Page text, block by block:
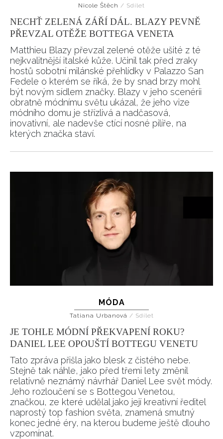
Nicole Štěch / Sdílet
NECHŤ ZELENÁ ZÁŘÍ DÁL. BLAZY PEVNĚ
PŘEVZAL OTĚŽE BOTTEGA VENETA
Matthieu Blazy převzal zelené otěže ušité z té
nejkvalitnější italské kůže. Učinil tak před zraky
hostů sobotní milánské přehlídky v Palazzo San
Fedele o kterém se říká, že by snad brzy mohl
být novým sídlem značky. Blazy v jeho scenérii
obratně módnímu světu ukázal, že jeho vize
módního domu je střízlivá a nadčasová,
inovativní, ale nadevše ctící nosné pilíře, na
kterých značka staví.
MÓDA
Tatiana Urbanová / Sdílet
JE TOHLE MÓDNÍ PŘEKVAPENÍ ROKU?
DANIEL LEE OPOUŠTÍ BOTTEGU VENETU
Tato zpráva přišla jako blesk z čistého nebe.
Stejně tak náhle, jako před třemi lety změnil
relativně neznámý návrhář Daniel Lee svět módy.
Jeho rozloučení se s Bottegou Venetou,
značkou, ze které udělal jako její kreativní ředitel
naprostý top fashion světa, znamená smutný
konec jedné éry, na kterou budeme ještě dlouho
vzpomínat.